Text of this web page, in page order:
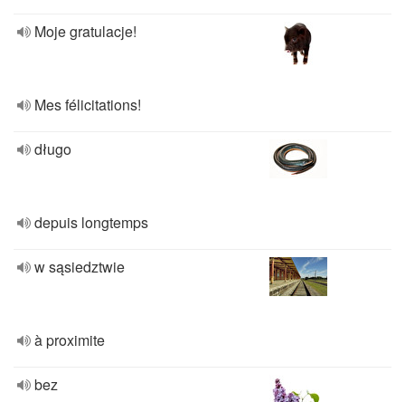
Moje gratulacje!
Mes félicitations!
długo
depuis longtemps
w sąsiedztwie
à proximite
bez